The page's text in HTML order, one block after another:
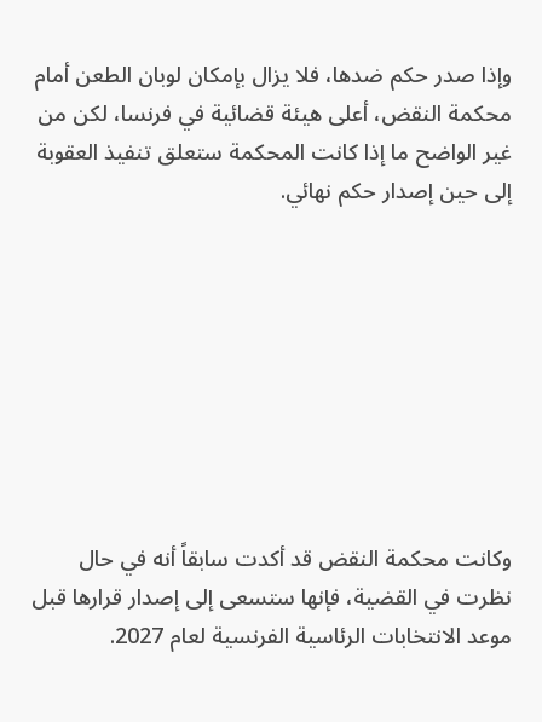
وإذا صدر حكم ضدها، فلا يزال بإمكان لوبان الطعن أمام
محكمة النقض، أعلى هيئة قضائية في فرنسا، لكن من
غير الواضح ما إذا كانت المحكمة ستعلق تنفيذ العقوبة
إلى حين إصدار حكم نهائي.
وكانت محكمة النقض قد أكدت سابقاً أنه في حال
نظرت في القضية، فإنها ستسعى إلى إصدار قرارها قبل
موعد الانتخابات الرئاسية الفرنسية لعام 2027.